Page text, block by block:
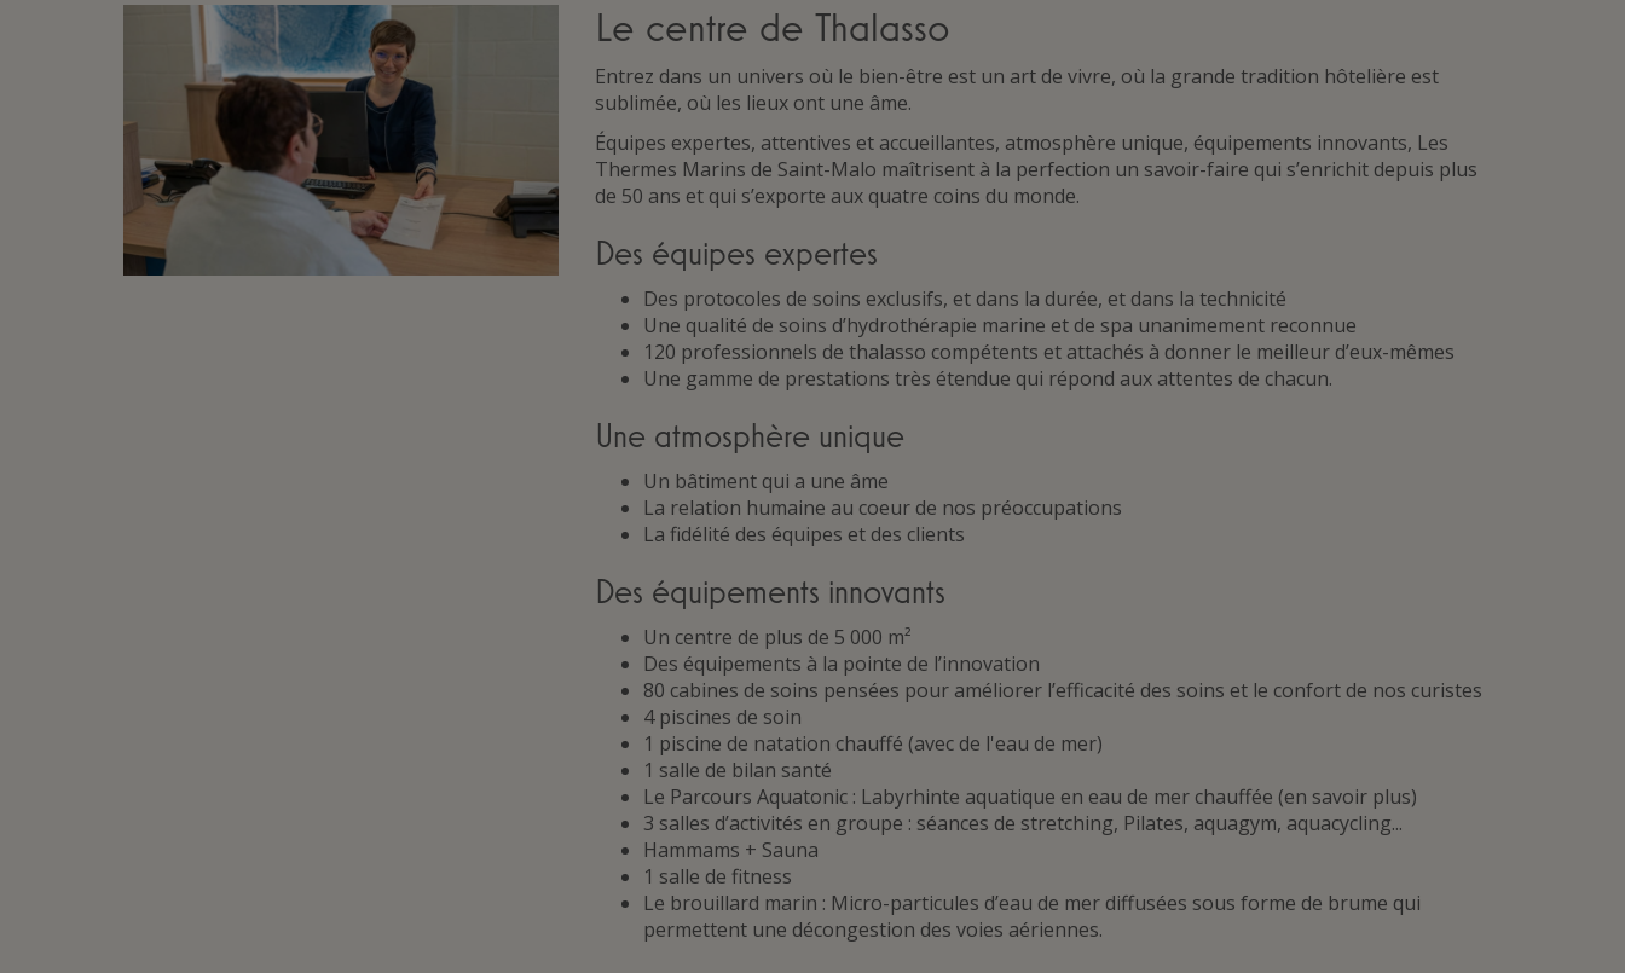
Le centre de Thalasso
Entrez dans un univers où le bien-être est un art de vivre, où la grande tradition hôtelière est
sublimée, où les lieux ont une âme.
Équipes expertes, attentives et accueillantes, atmosphère unique, équipements innovants, Les
Thermes Marins de Saint-Malo maîtrisent à la perfection un savoir-faire qui s’enrichit depuis plus
de 50 ans et qui s’exporte aux quatre coins du monde.
Des équipes expertes
Des protocoles de soins exclusifs, et dans la durée, et dans la technicité
Une qualité de soins d’hydrothérapie marine et de spa unanimement reconnue
120 professionnels de thalasso compétents et attachés à donner le meilleur d’eux-mêmes
Une gamme de prestations très étendue qui répond aux attentes de chacun.
Une atmosphère unique
Un bâtiment qui a une âme
La relation humaine au coeur de nos préoccupations
La fidélité des équipes et des clients
Des équipements innovants
Un centre de plus de 5 000 m²
Des équipements à la pointe de l’innovation
80 cabines de soins pensées pour améliorer l’efficacité des soins et le confort de nos curistes
4 piscines de soin
1 piscine de natation chauffé (avec de l'eau de mer)
1 salle de bilan santé
Le Parcours Aquatonic : Labyrhinte aquatique en eau de mer chauffée (en savoir plus)
3 salles d’activités en groupe : séances de stretching, Pilates, aquagym, aquacycling...
Hammams + Sauna
1 salle de fitness
Le brouillard marin : Micro-particules d’eau de mer diffusées sous forme de brume qui
permettent une décongestion des voies aériennes.